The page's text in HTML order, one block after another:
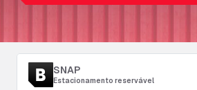
SNAP
Estacionamento reservável